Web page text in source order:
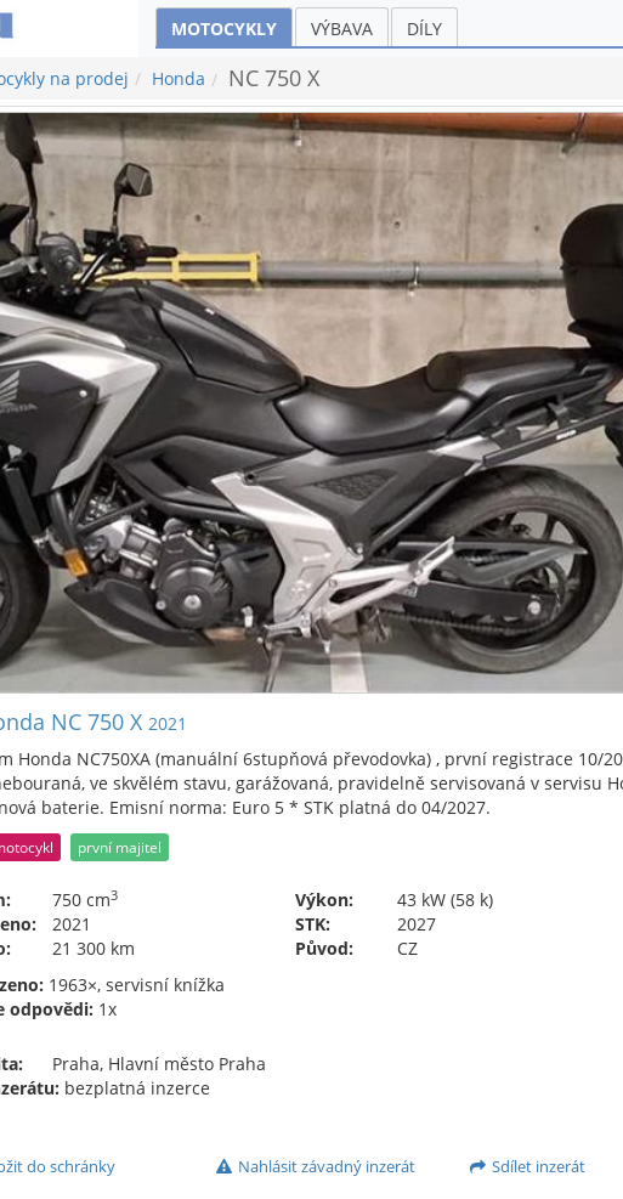
MOTOCYKLY VÝBAVA DÍLY
na prodej Honda NC 750 X
NC 750 X 2021
Honda NC750XA (manuální 6stupňová převodovka) , první registrace 10/
ve skvělém stavu, garážovaná, pravidelně servisovaná v servisu
baterie. Emisní norma: Euro 5 * STK platná do 04/2027.
první majitel
750 cm3
2021
21 300 km
Výkon:
43 kW (58 k)
STK:
2027
Původ:
CZ
1963×, servisní knížka
odpovědi: 1x
Praha, Hlavní město Praha
bezplatná inzerce
do schránky Nahlásit závadný inzerát Sdílet inzerát